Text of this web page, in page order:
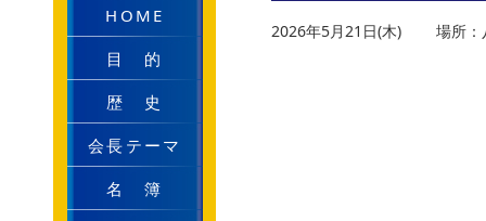
HOME
目 的
歴 史
会長テーマ
名 簿
2026年5月21日(木) 場所：八